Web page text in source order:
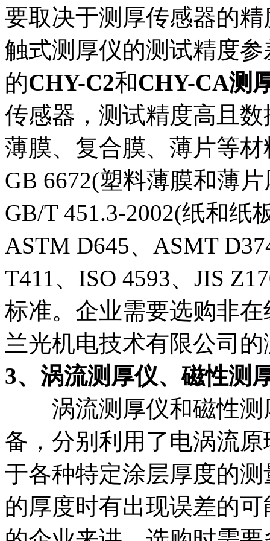
要取决于测厚传感器的
触式测厚仪的测试精度
的CHY-C2和CHY-CA测
传感器，测试精度高且
薄膜、复合膜、薄片等
GB 6672(塑料薄膜和薄
GB/T 451.3-2002(纸和纸
ASTM D645、ASMT
T411、ISO 4593、JIS
标准。企业需要选购非
兰光机电技术有限公司
3、涡流测厚仪、磁性测
涡流测厚仪和磁性测
备，分别利用了电涡流
于各种特定涂层厚度的
的厚度时有出现误差的